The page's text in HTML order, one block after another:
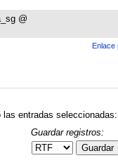
@
Enlace
las entradas seleccionadas:
Guardar registros:
Guardar